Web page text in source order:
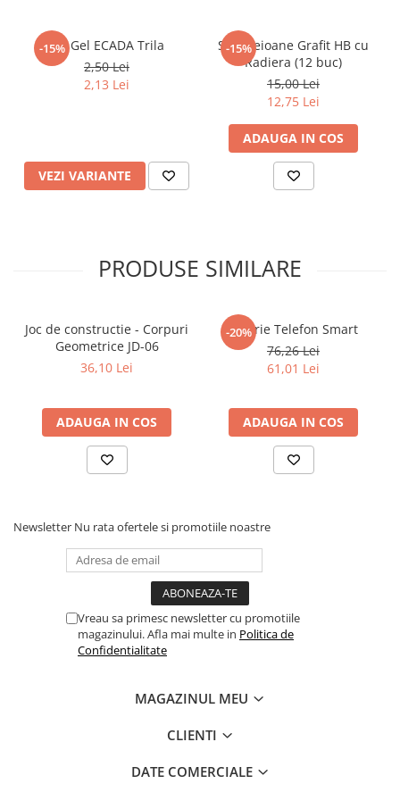
Accesorii Arhivare
Calculator
Hartie si Accesorii
Articole scolare
Arta
Ghiozdane si Penare scolare
Seturi scolare
Cadouri
Carti in dar
Carti pentru copii
Literatura Universala
Carti cartonate
Descopera lumea
-15%
Pix Gel ECADA Trila
2,50 Lei
2,13 Lei
VEZI VARIANTE
-15%
Set Creioane Grafit HB cu
Radiera (12 buc)
15,00 Lei
12,75 Lei
ADAUGA IN COS
PRODUSE SIMILARE
Joc de constructie - Corpuri
Geometrice JD-06
36,10 Lei
ADAUGA IN COS
-20%
Jucarie Telefon Smart
76,26 Lei
61,01 Lei
ADAUGA IN COS
Newsletter Nu rata ofertele si promotiile noastre
Vreau sa primesc newsletter cu promotiile
magazinului. Afla mai multe in Politica de
Confidentialitate
MAGAZINUL MEU
CLIENTI
DATE COMERCIALE